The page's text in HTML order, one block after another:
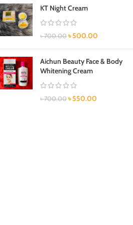
KT Night Cream
৳700.00 ৳500.00
Aichun Beauty Face & Body
Whitening Cream
৳700.00 ৳550.00